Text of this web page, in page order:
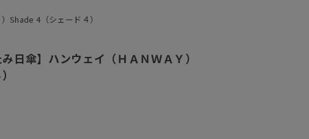
Shade 4（シェード４）
日傘】ハンウェイ（ＨＡＮＷＡＹ）